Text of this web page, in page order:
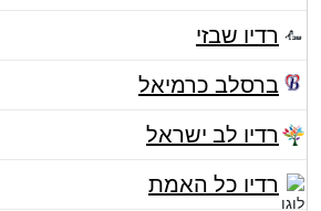
רדיו שבזי
ברסלב כרמיאל
רדיו לב ישראל
רדיו כל האמת